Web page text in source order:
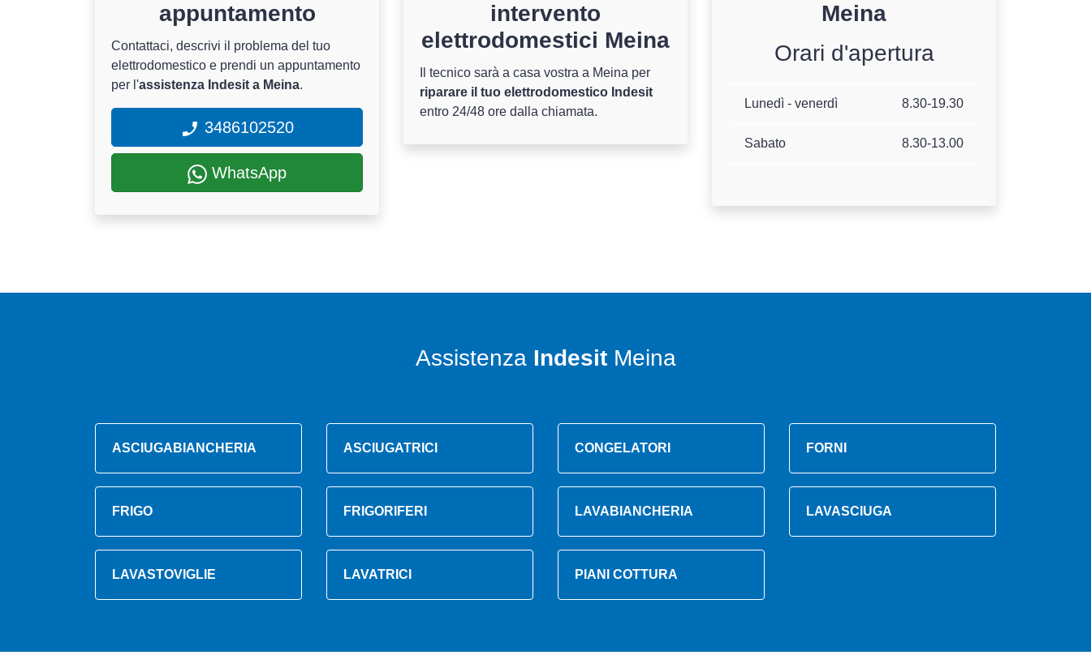
appuntamento
Contattaci, descrivi il problema del tuo
elettrodomestico e prendi un appuntamento
per l'assistenza Indesit a Meina.
3486102520
WhatsApp
intervento
elettrodomestici Meina
Il tecnico sarà a casa vostra a Meina per
riparare il tuo elettrodomestico Indesit
entro 24/48 ore dalla chiamata.
Meina
Orari d'apertura
Lunedì - venerdì 8.30-19.30
Sabato 8.30-13.00
Assistenza IndesitMeina
ASCIUGABIANCHERIA ASCIUGATRICI CONGELATORI FORNI
FRIGO FRIGORIFERI LAVABIANCHERIA LAVASCIUGA
LAVASTOVIGLIE LAVATRICI PIANI COTTURA